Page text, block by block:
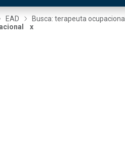
EAD Busca: terapeuta ocupacional
x